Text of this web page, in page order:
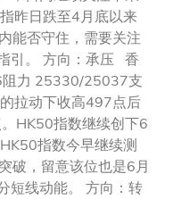
昨日跌至4月底以来
能否守住，需要关注
引。 方向：承压 香
力 25330/25037支
拉动下收高497点后
HK50指数继续创下6
指数今早继续测
破，留意该位也是6月
短线动能。 方向：转